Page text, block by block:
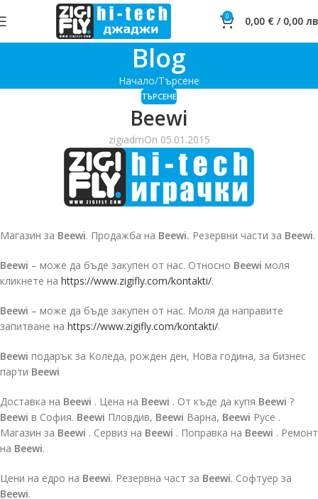
0 0,00 € / 0,00
Blog
Начало Търсене
ТЪРСЕНЕ
Beewi
zigiadmOn 05.01.2015
Магазин за Beewi. Продажба на Beewi. Резервни части за Beewi.
Beewi – може да бъде закупен от нас. Относно Beewi моля
кликнете на https://www.zigifly.com/kontakti/.
Beewi – може да бъде закупен от нас. Моля да направите
запитване на https://www.zigifly.com/kontakti/.
Beewi подарък за Коледа, рожден ден, Нова година, за бизнес
парти Beewi
Доставка на Beewi . Цена на Beewi . От къде да купя Beewi ?
Beewi в София. Beewi Пловдив, Beewi Варна, Beewi Русе .
Магазин за Beewi . Сервиз на Beewi . Поправка на Beewi . Ремонт
на Beewi.
Цени на едро на Beewi. Резервна част за Beewi. Софтуер за
Beewi.